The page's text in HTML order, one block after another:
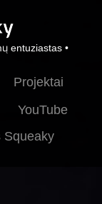
entuziastas •
Projektai
YouTube
Squeaky